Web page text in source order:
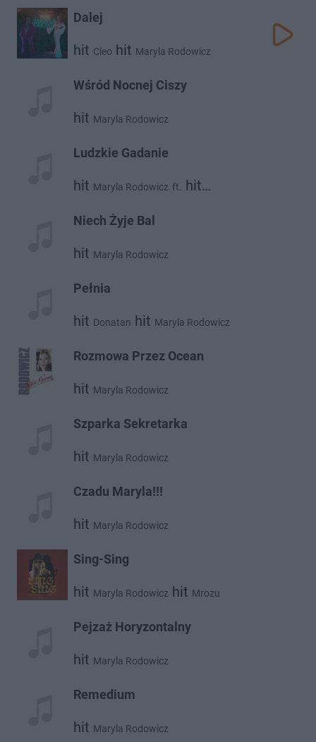
Dalej
hit Cleo hit Maryla Rodowicz
Wśród Nocnej Ciszy
hit Maryla Rodowicz
Ludzkie Gadanie
hit Maryla Rodowicz ft. hit
Niech Żyje Bal
hit Maryla Rodowicz
Pełnia
hit Donatan hit Maryla Rodowicz
Rozmowa Przez Ocean
hit Maryla Rodowicz
Szparka Sekretarka
hit Maryla Rodowicz
Czadu Maryla!!!
hit Maryla Rodowicz
Sing-Sing
hit Maryla Rodowicz hit Mrozu
Pejzaż Horyzontalny
hit Maryla Rodowicz
Remedium
hit Maryla Rodowicz